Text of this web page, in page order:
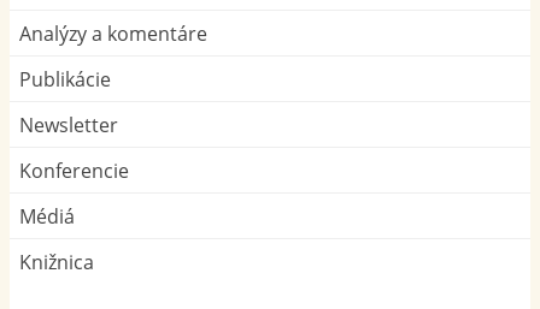
Analýzy a komentáre
Publikácie
Newsletter
Konferencie
Médiá
Knižnica